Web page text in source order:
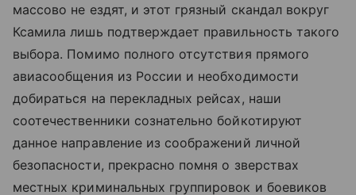
массово не ездят, и этот грязный скандал вокруг
Ксамила лишь подтверждает правильность такого
выбора. Помимо полного отсутствия прямого
авиасообщения из России и необходимости
добираться на перекладных рейсах, наши
соотечественники сознательно бойкотируют
данное направление из соображений личной
безопасности, прекрасно помня о зверствах
местных криминальных группировок и боевиков